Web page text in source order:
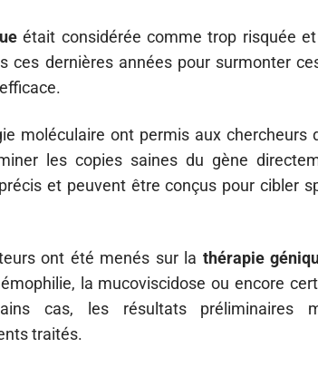
était considérée comme trop risquée
ces dernières années pour surmonter
moléculaire ont permis aux chercheurs
les copies saines du gène
et peuvent être conçus pour cibler
ont été menés sur la thérapie
la mucoviscidose ou encore
cas, les résultats préliminaires
traités.